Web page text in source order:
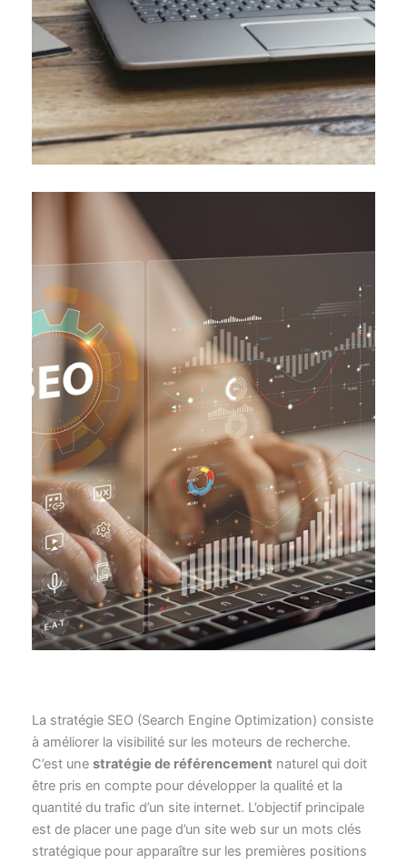
Les points essentiels à connaître
sur une campagne netlinking
Une campagne de netlinking est d’une importance
capitale dans le domaine du référencement naturel ou
SEO pour plusieurs raisons. Les […]
à améliorer la visibilité sur les moteurs de recherche.
C’est unestratégie de référencementnaturel qui doit
être pris en compte pour développer la qualité et la
quantité du trafic d’un site internet. L’objectif principale
est de placer une page d’un site web sur un mots clés
stratégique pour apparaître sur les premières positions
des résultats des moteurs de recherche.